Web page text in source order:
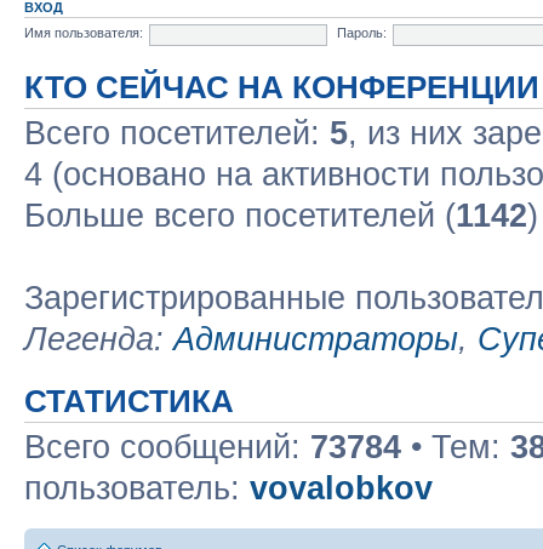
ВХОД
Имя пользователя:
Пароль:
КТО СЕЙЧАС НА КОНФЕРЕНЦИИ
Всего посетителей: 5, из них
4 (основано на активности
Больше всего посетителей (1142
Зарегистрированные
Легенда:Администраторы,
СТАТИСТИКА
Всего сообщений: 73784 • Тем:
пользователь: vovalobkov